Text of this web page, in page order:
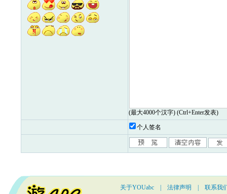
(最大4000个汉字) (Ctrl+Enter发表)
个人签名
关于YOUabc 法律声明 联系我